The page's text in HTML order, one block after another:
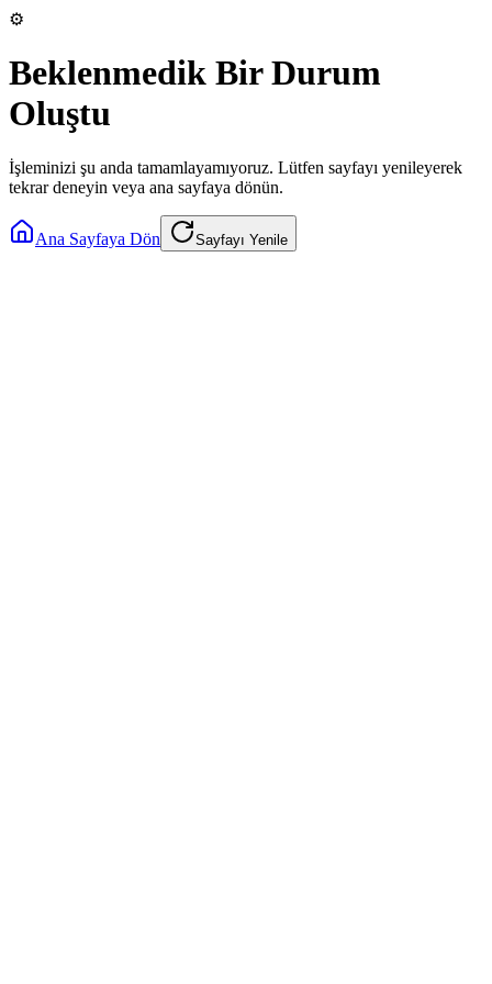
⚙️
Beklenmedik Bir Durum
Oluştu
İşleminizi şu anda tamamlayamıyoruz. Lütfen sayfayı yenileyerek
tekrar deneyin veya ana sayfaya dönün.
Ana Sayfaya Dön Sayfayı Yenile